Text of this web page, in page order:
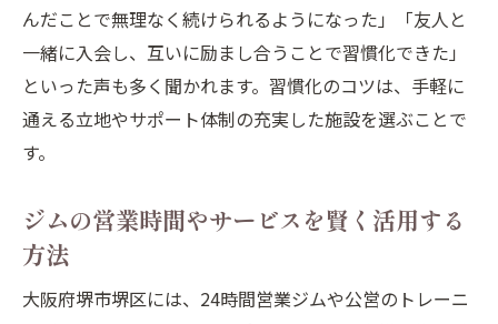
んだことで無理なく続けられるようになった」「友人と
一緒に入会し、互いに励まし合うことで習慣化できた」
といった声も多く聞かれます。習慣化のコツは、手軽に
通える立地やサポート体制の充実した施設を選ぶことで
す。
ジムの営業時間やサービスを賢く活用する
方法
大阪府堺市堺区には、24時間営業ジムや公営のトレーニ